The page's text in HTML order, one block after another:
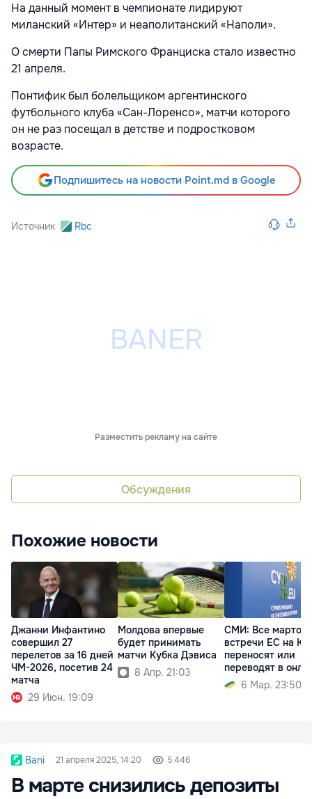
На данный момент в чемпионате лидируют
миланский «Интер» и неаполитанский «Наполи».
О смерти Папы Римского Франциска стало известно
21 апреля.
Понтифик был болельщиком аргентинского
футбольного клуба «Сан-Лоренсо», матчи которого
он не раз посещал в детстве и подростковом
возрасте.
Подпишитесь на новости Point.md в Google
Источник Rbc
Разместить рекламу на сайте
Обсуждения
Похожие новости
Джанни Инфантино
совершил 27
перелетов за 16 дней
ЧМ-2026, посетив 24
матча
29 Июн. 19:09
Молдова впервые
будет принимать
матчи Кубка Дэвиса
8 Апр. 21:03
СМИ: Все
встречи ЕС на
переносят или
переводят в
6 Мар. 23:50
Bani 21 апреля 2025, 14:20 5 446
В марте снизились депозиты